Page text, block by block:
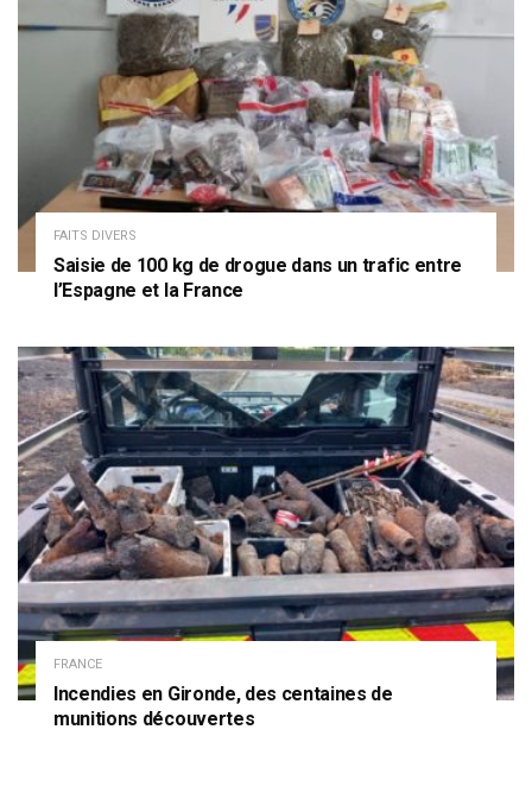
FAITS DIVERS
Saisie de 100 kg de drogue dans un trafic entre
l’Espagne et la France
FRANCE
Incendies en Gironde, des centaines de
munitions découvertes